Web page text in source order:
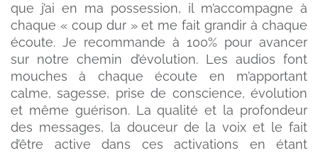
que j’ai en ma possession, il m’accompagne à
chaque « coup dur » et me fait grandir à chaque
écoute. Je recommande à 100% pour avancer
sur notre chemin d’évolution. Les audios font
mouches à chaque écoute en m’apportant
calme, sagesse, prise de conscience, évolution
et même guérison. La qualité et la profondeur
des messages, la douceur de la voix et le fait
d’être active dans ces activations en étant